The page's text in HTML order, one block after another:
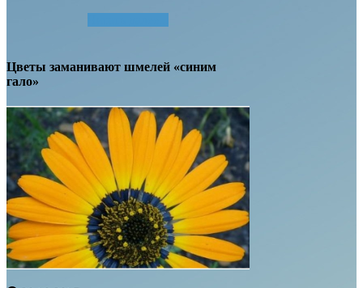
Цветы заманивают шмелей «синим
гало»